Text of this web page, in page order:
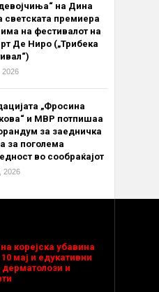
на Дина
светската премиера
има на фестивалот на
Де Ниро („Трибека
2026
„Фросина
и МВР потпишаа
за заедничка
за поголема
во сообраќајот
2026
корејска убавина
мај и едукативни
дерматолози и